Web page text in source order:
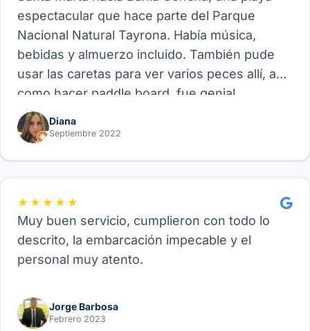
espectacular que hace parte del Parque
Nacional Natural Tayrona. Había música,
bebidas y almuerzo incluido. También pude
usar las caretas para ver varios peces allí, así
como hacer paddle board, fue genial.
Recomiendo este proveedor y su experiencia
de Velero, funcional para amigos, parejas o
Diana
Septiembre 2022
★★★★★
Muy buen servicio, cumplieron con todo lo
descrito, la embarcación impecable y el
personal muy atento.
Jorge Barbosa
Febrero 2023